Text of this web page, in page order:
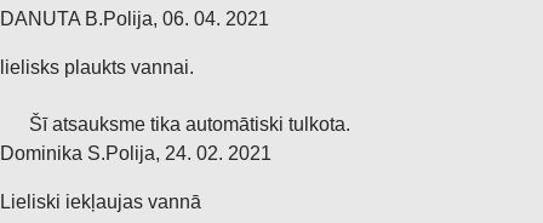
DANUTA B.Polija, 06. 04. 2021
lielisks plaukts vannai.
Šī atsauksme tika automātiski tulkota.
Dominika S.Polija, 24. 02. 2021
Lieliski iekļaujas vannā